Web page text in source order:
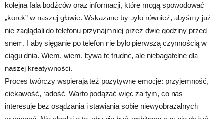
kolejna fala bodźców oraz informacji, które mogą spowodować
„korek” w naszej głowie. Wskazane by było również, abyśmy już
nie zaglądali do telefonu przynajmniej przez dwie godziny przed
snem. I aby sięganie po telefon nie było pierwszą czynnością w
ciągu dnia. Wiem, wiem, bywa to trudne, ale niebagatelne dla
naszej kreatywności.
Proces twórczy wspierają też pozytywne emocje: przyjemność,
ciekawość, radość. Warto podążać więc za tym, co nas
interesuje bez osądzania i stawiania sobie niewyobrażalnych